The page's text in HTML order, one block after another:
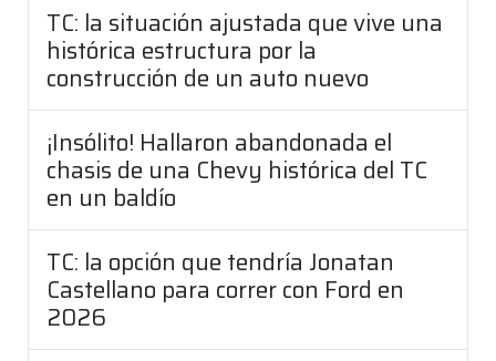
TC: la situación ajustada que vive una
histórica estructura por la
construcción de un auto nuevo
¡Insólito! Hallaron abandonada el
chasis de una Chevy histórica del TC
en un baldío
TC: la opción que tendría Jonatan
Castellano para correr con Ford en
2026